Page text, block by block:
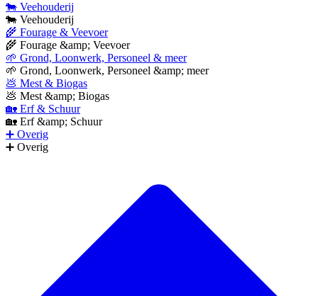
🐄 Veehouderij
🐄 Veehouderij
🌾 Fourage & Veevoer
🌾 Fourage &amp; Veevoer
🌱 Grond, Loonwerk, Personeel & meer
🌱 Grond, Loonwerk, Personeel &amp; meer
💩 Mest & Biogas
💩 Mest &amp; Biogas
🏡 Erf & Schuur
🏡 Erf &amp; Schuur
➕ Overig
➕ Overig